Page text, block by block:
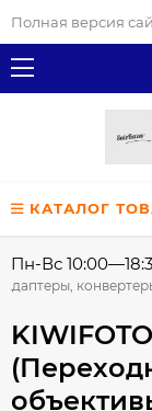
Полная версия
КАТАЛОГ
Пн-Вс
Адаптеры,